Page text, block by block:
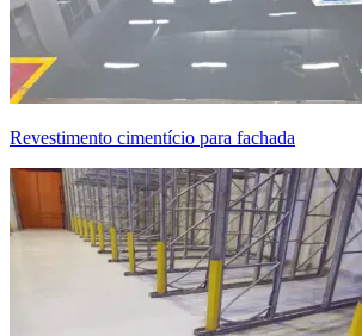
revestimento cimentício para fachada